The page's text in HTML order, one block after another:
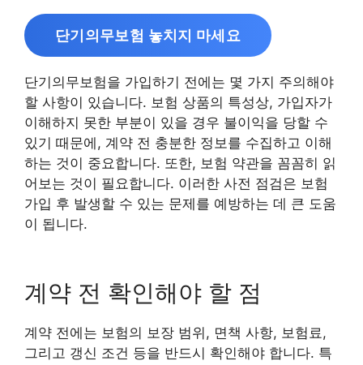
단기의무보험 놓치지 마세요
단기의무보험을 가입하기 전에는 몇 가지 주의해야
할 사항이 있습니다. 보험 상품의 특성상, 가입자가
이해하지 못한 부분이 있을 경우 불이익을 당할 수
있기 때문에, 계약 전 충분한 정보를 수집하고 이해
하는 것이 중요합니다. 또한, 보험 약관을 꼼꼼히 읽
어보는 것이 필요합니다. 이러한 사전 점검은 보험
가입 후 발생할 수 있는 문제를 예방하는 데 큰 도움
이 됩니다.
계약 전 확인해야 할 점
계약 전에는 보험의 보장 범위, 면책 사항, 보험료,
그리고 갱신 조건 등을 반드시 확인해야 합니다. 특